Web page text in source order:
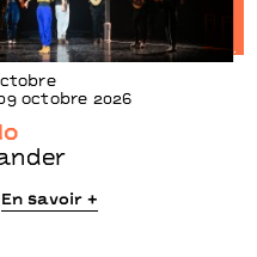
octobre 2026
En savoir +